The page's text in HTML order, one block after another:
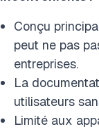
Conçu
peut ne pas
entreprises.
La
utilisateurs
Limité aux